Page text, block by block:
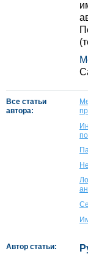
Все статьи
автора:
Автор статьи: